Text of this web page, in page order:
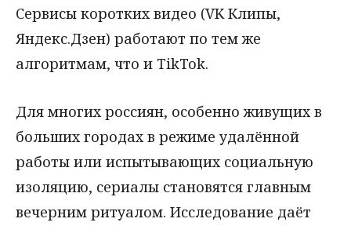
Сервисы коротких видео (VK Клипы,
Яндекс.Дзен) работают по тем же
алгоритмам, что и TikTok.
Для многих россиян, особенно живущих в
больших городах в режиме удалённой
работы или испытывающих социальную
изоляцию, сериалы становятся главным
вечерним ритуалом. Исследование даёт